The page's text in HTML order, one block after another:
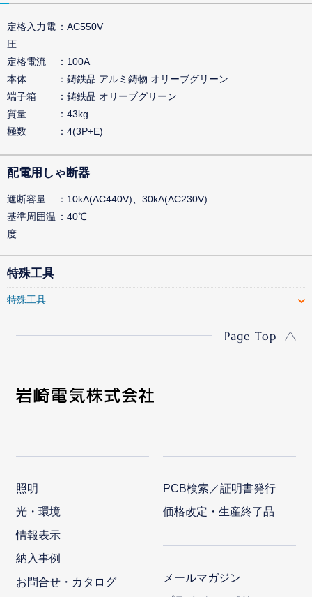
定格入力電
圧
AC550V
定格電流
100A
本体
鋳鉄品 アルミ鋳物 オリーブグリーン
端子箱
鋳鉄品 オリーブグリーン
質量
43kg
極数
4(3P+E)
配電用しゃ断器
遮断容量
10kA(AC440V)、30kA(AC230V)
基準周囲温
度
40℃
特殊工具
特殊工具
Page Top
照明
光・環境
情報表示
納入事例
お問合せ・カタログ
PCB検索／証明書発行
価格改定・生産終了品
メールマガジン